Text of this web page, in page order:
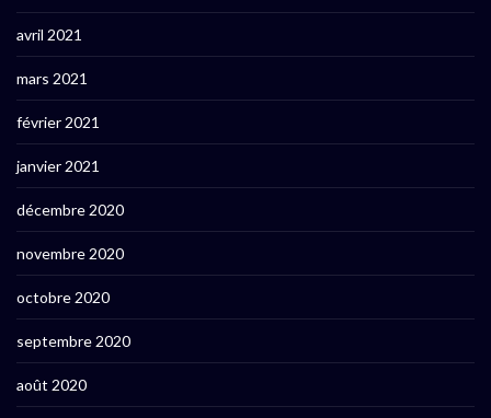
avril 2021
mars 2021
février 2021
janvier 2021
décembre 2020
novembre 2020
octobre 2020
septembre 2020
août 2020